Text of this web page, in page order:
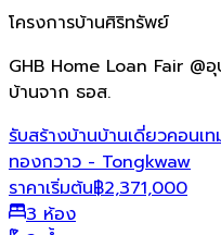
โครงการบ้านศิริทรัพย์
GHB Home Loan Fair @
บ้านจาก ธอส.
รับสร้างบ้านบ้านเดี่ยวคอนเท
ทองกวาว - Tongkwaw
ราคาเริ่มต้น฿2,371,000
3 ห้อง